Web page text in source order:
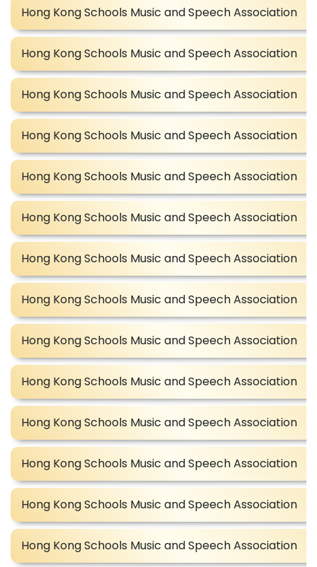
Hong Kong Schools Music and Speech Association
Hong Kong Schools Music and Speech Association
Hong Kong Schools Music and Speech Association
Hong Kong Schools Music and Speech Association
Hong Kong Schools Music and Speech Association
Hong Kong Schools Music and Speech Association
Hong Kong Schools Music and Speech Association
Hong Kong Schools Music and Speech Association
Hong Kong Schools Music and Speech Association
Hong Kong Schools Music and Speech Association
Hong Kong Schools Music and Speech Association
Hong Kong Schools Music and Speech Association
Hong Kong Schools Music and Speech Association
Hong Kong Schools Music and Speech Association